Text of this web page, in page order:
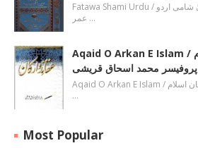
Fatawa Shami Urdu / فتاویٰ شامی اردو by امام محمد امین بن
عمر …
Aqaid O Arkan E Islam / عقائد و ارکان اسلام by
پروفیسر محمد اسحاق قریشی
Aqaid O Arkan E Islam / عقائد و ارکان اسلام by پروفیسر محمد
…
Most Popular